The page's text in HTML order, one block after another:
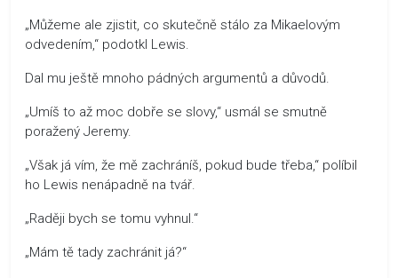
„Můžeme ale zjistit, co skutečně stálo za Mikaelovým
odvedením,“ podotkl Lewis.
Dal mu ještě mnoho pádných argumentů a důvodů.
„Umíš to až moc dobře se slovy,“ usmál se smutně
poražený Jeremy.
„Však já vím, že mě zachráníš, pokud bude třeba,“ políbil
ho Lewis nenápadně na tvář.
„Raději bych se tomu vyhnul.“
„Mám tě tady zachránit já?“